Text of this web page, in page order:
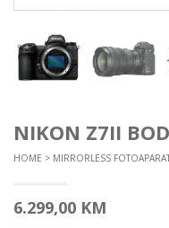
NIKON Z7II
HOME > MIRRORLESS
6.299,00 KM